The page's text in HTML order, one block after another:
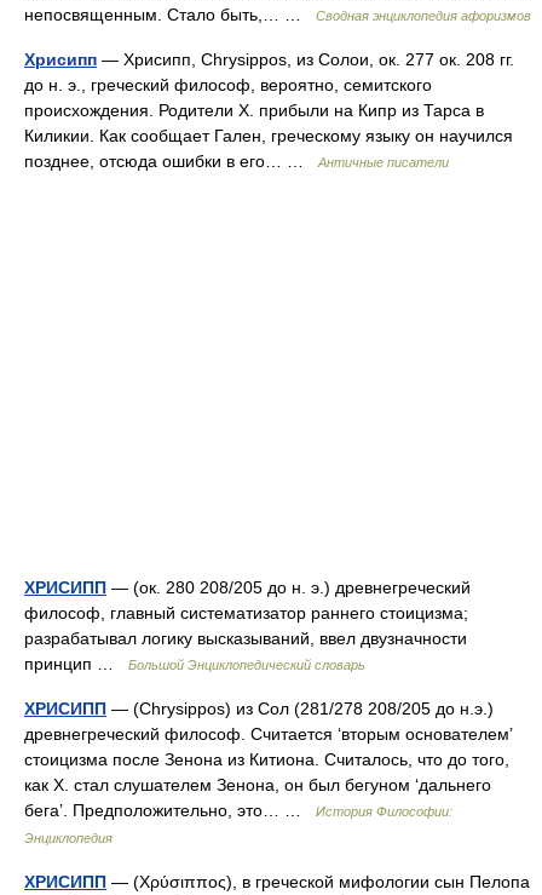
непосвященным. Стало быть,… …
Сводная энциклопедия афоризмов
Хрисипп — Хрисипп, Chrysippos, из Солои, ок. 277 ок. 208 гг.
до н. э., греческий философ, вероятно, семитского
происхождения. Родители Х. прибыли на Кипр из Тарса в
Киликии. Как сообщает Гален, греческому языку он научился
позднее, отсюда ошибки в его… …
Античные писатели
ХРИСИПП — (ок. 280 208/205 до н. э.) древнегреческий
философ, главный систематизатор раннего стоицизма;
разрабатывал логику высказываний, ввел двузначности
принцип …
Большой Энциклопедический словарь
ХРИСИПП — (Chrysippos) из Сол (281/278 208/205 до н.э.)
древнегреческий философ. Считается ‘вторым основателем’
стоицизма после Зенона из Китиона. Считалось, что до того,
как X. стал слушателем Зенона, он был бегуном ‘дальнего
бега’. Предположительно, это… …
История Философии:
Энциклопедия
ХРИСИПП — (Χρύσιππος), в греческой мифологии сын Пелопа